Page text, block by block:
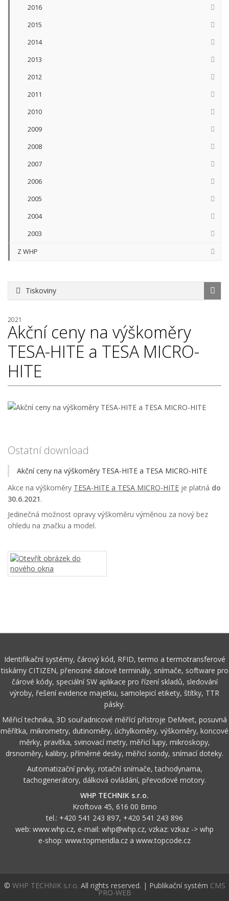
2016
2015
2014
2013
2012
2011
2010
2009
2008
2007
2006
2005
2004
2003
Z WHP
Tiskoviny
2021
Akční ceny na výškoměry
TESA-HITE a TESA MICRO-
HITE
Ostatní download
Akční ceny na výškoměry TESA-HITE a TESA MICRO-HITE
Akce na výškoměry TESA-HITE a TESA MICRO-HITE je platná do
30.6.2021.
Jedinečná možnost opravy výškoměru výměnou za nový bez
ohledu na značku a model.
Identifikační systémy, čárový kód, RFID, termo a termotransferové
tiskárny CITIZEN, přenosné datové terminály, snímače, software pro
čárové kódy, speciální SW aplikace pro řízení skladů, sledování
výroby, řešení evidence majetku, samolepicí etikety, štítky, TTR
pásky.
Měřicí technika, 3D souřadnicové měřící přístroje DeMeet, posuvná
měřítka, mikrometry, dutinoměry, úchylkoměry, výškoměry, koncové
měrky, pravítka, svinovací metry, měřicí lupy, mikroskopy,
drsnoměry, kalibry, příměrné desky, měřicí sondy, snímací doteky.
Automatizační prvky, rotační snímače, tachodynama,
tachogenerátory, dálková ovládání, převodové motory.
WHP TECHNIK s.r.o.
Kroftova 45, 616 00 Brno
tel.: +420 541 243 897, +420 541 243 896
web: www.whp.cz, e-mail: whp@whp.cz, vzkaz: vzkaz -> whp
e-shop: www.topmeridla.cz a www.topcode.cz
© WHP TECHNIK s.r.o. All rights reserved. | Publikační systém CMS
PRO-WEB